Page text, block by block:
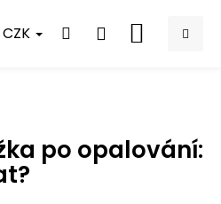
CZK
NÁKUPNÍ
po opalování: